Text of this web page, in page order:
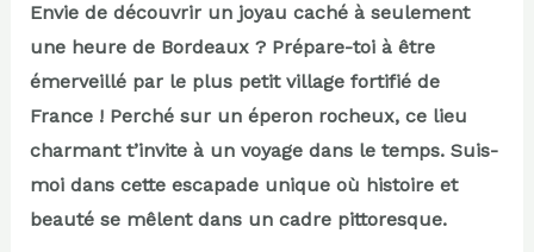
Envie de découvrir un joyau caché à seulement
une heure de Bordeaux ? Prépare-toi à être
émerveillé par le plus petit village fortifié de
France ! Perché sur un éperon rocheux, ce lieu
charmant t’invite à un voyage dans le temps. Suis-
moi dans cette escapade unique où histoire et
beauté se mêlent dans un cadre pittoresque.